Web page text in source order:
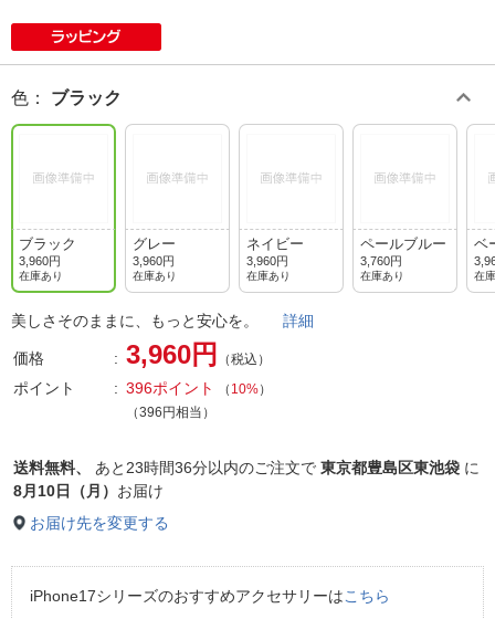
色 ： ブラック
ブラック
3,960円
在庫あり
グレー
3,960円
在庫あり
ネイビー
3,960円
在庫あり
ペールブルー
3,760円
在庫あり
ベ
在
美しさそのままに、もっと安心を。 詳細
価格 3,960円 （税込）
ポイント 396ポイント （ 10%）
（396円相当）
送料無料、 あと 23時間36分以内のご注文で 東京都豊島区東池袋 に
8月10日（月） お届け
お届け先を変更する
iPhone17シリーズのおすすめアクセサリーはこちら